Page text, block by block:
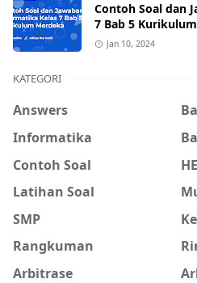
Contoh Soal dan
7 Bab 5
Jan 10, 2024
KATEGORI
Answers
Informatika
Contoh Soal
Latihan Soal
SMP
Rangkuman
Arbitrase